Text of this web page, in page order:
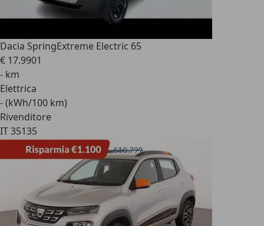
Dacia SpringExtreme Electric 65
€ 17.9901
- km
Elettrica
- (kWh/100 km)
Rivenditore
IT 35135